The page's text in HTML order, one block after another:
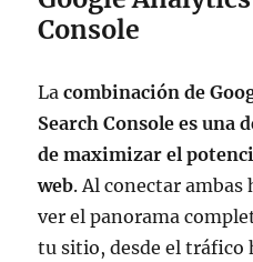
Console
Lacombinación de
Search Console es una
de maximizar el
web. Al conectar
ver el panorama
tu sitio, desde el tráfico